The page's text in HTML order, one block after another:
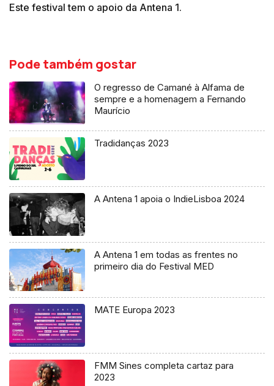
Este festival tem o apoio da Antena 1.
Pode também gostar
O regresso de Camané à Alfama de
sempre e a homenagem a Fernando
Maurício
Tradidanças 2023
A Antena 1 apoia o IndieLisboa 2024
A Antena 1 em todas as frentes no
primeiro dia do Festival MED
MATE Europa 2023
FMM Sines completa cartaz para
2023